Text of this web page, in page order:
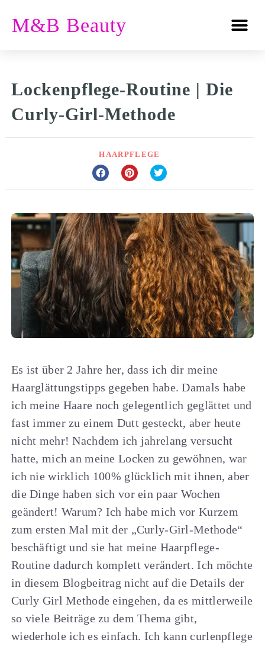
M&B Beauty
Lockenpflege-Routine | Die
Curly-Girl-Methode
HAARPFLEGE
Es ist über 2 Jahre her, dass ich dir meine
Haarglättungstipps gegeben habe. Damals habe
ich meine Haare noch gelegentlich geglättet und
fast immer zu einem Dutt gesteckt, aber heute
nicht mehr! Nachdem ich jahrelang versucht
hatte, mich an meine Locken zu gewöhnen, war
ich nie wirklich 100% glücklich mit ihnen, aber
die Dinge haben sich vor ein paar Wochen
geändert! Warum? Ich habe mich vor Kurzem
zum ersten Mal mit der „Curly-Girl-Methode“
beschäftigt und sie hat meine Haarpflege-
Routine dadurch komplett verändert. Ich möchte
in diesem Blogbeitrag nicht auf die Details der
Curly Girl Methode eingehen, da es mittlerweile
so viele Beiträge zu dem Thema gibt,
wiederhole ich es einfach. Ich kann curlenpflege